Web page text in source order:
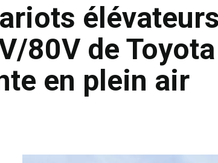
80V de
en plein air